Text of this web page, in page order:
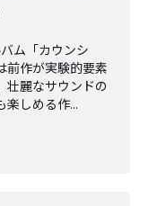
ム「カウンシ
前作が実験的要素
壮麗なサウンドの
楽しめる作...